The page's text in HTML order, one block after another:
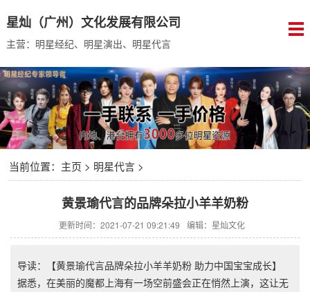
星灿（广州）文化发展有限公司
主营：明星经纪、明星演出、明星代言
当前位置： 主页 > 明星代言>
黄景瑜代言的品牌朵拉小羊羊奶粉
更新时间：2021-07-21 09:21:49 编辑：星灿文化
导读：【黄景瑜代言品牌朵拉小羊羊奶粉 助力中国宝宝成长】
据悉，在美丽的魔都上海有一场空前盛会正在悄然上演，这让无